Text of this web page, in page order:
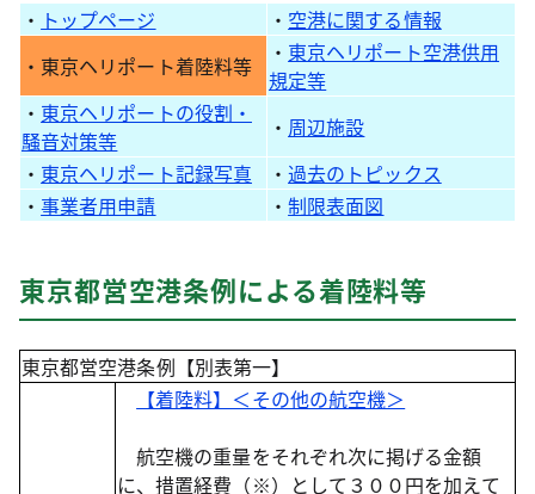
・ トップページ ・ 空港に関する情報
・東京ヘリポート着陸料等
・ 東京ヘリポート空港供用
規定等
・ 東京ヘリポートの役割・
騒音対策等
・ 周辺施設
・ 東京ヘリポート記録写真 ・過去のトピックス
・事業者用申請 ・制限表面図
東京都営空港条例による着陸料等
東京都営空港条例【別表第一】
【着陸料】＜その他の航空機＞
航空機の重量をそれぞれ次に掲げる金額
に、措置経費（※）として３００円を加えて